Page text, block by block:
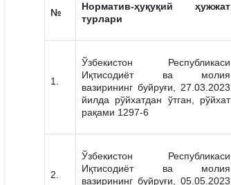
№
Норматив-ҳуқуқий ҳужжат
турлари
1.
Ўзбекистон Республикаси
Иқтисодиёт ва молия
вазирининг буйруғи, 27.03.2023
йилда рўйхатдан ўтган, рўйхат
рақами 1297-6
2.
Ўзбекистон Республикаси
Иқтисодиёт ва молия
вазирининг буйруғи, 05.05.2023